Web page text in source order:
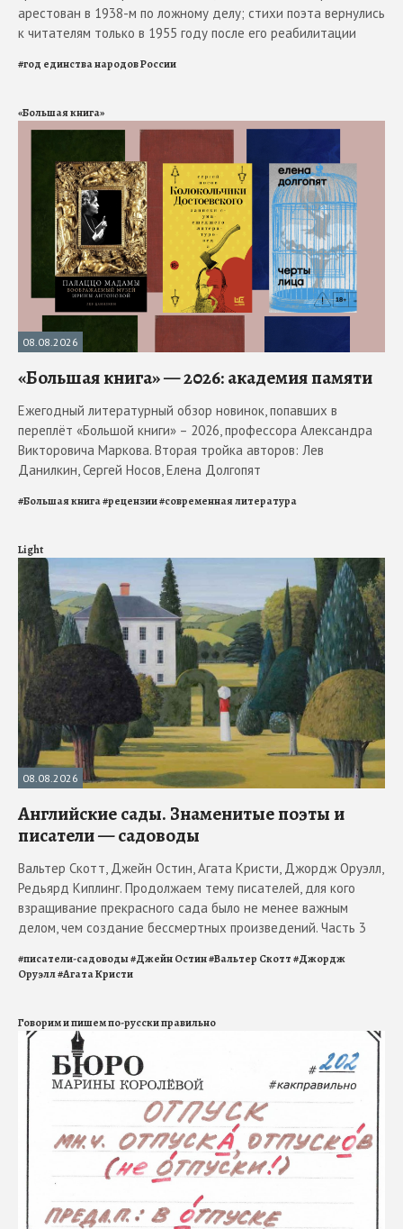
арестован в 1938-м по ложному делу; стихи поэта вернулись
к читателям только в 1955 году после его реабилитации
#год единства народов России
«Большая книга»
08.08.2026
«Большая книга» — 2026: академия памяти
Ежегодный литературный обзор новинок, попавших в
переплёт «Большой книги» – 2026, профессора Александра
Викторовича Маркова. Вторая тройка авторов: Лев
Данилкин, Сергей Носов, Елена Долгопят
#Большая книга#рецензии#современная литература
Light
08.08.2026
Английские сады. Знаменитые поэты и
писатели — садоводы
Вальтер Скотт, Джейн Остин, Агата Кристи, Джордж Оруэлл,
Редьярд Киплинг. Продолжаем тему писателей, для кого
взращивание прекрасного сада было не менее важным
делом, чем создание бессмертных произведений. Часть 3
#писатели-садоводы#Джейн Остин#Вальтер Скотт#Джордж
Оруэлл#Агата Кристи
Говорим и пишем по-русски правильно